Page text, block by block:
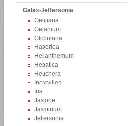
Galax-Jeffersonia
Gentiana
Geranium
Globularia
Haberlea
Helianthemum
Hepatica
Heuchera
Incarvillea
Iris
Jasione
Jasminum
Jeffersonia